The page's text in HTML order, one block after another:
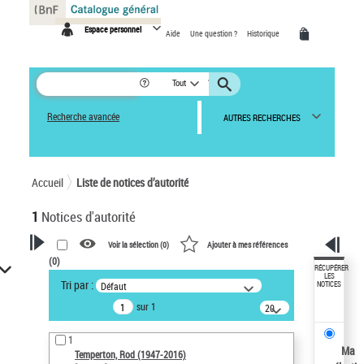
Espace personnel Aide Une question ? Historique
Tout
Recherche avancée AUTRES RECHERCHES
Accueil Liste de notices d’autorité
1 Notices d'autorité
VOTRE RECHERCHE
Recherche avancée dans les
notices d’autorité
Œuvres liées à l'auteur :
Temperton, Rod (1947-2016)
Voir la sélection (0) Ajouter à mes références
(0)
Tri par : Défaut
sur 1
20
résultats/page
1
Temperton, Rod (1947-2016)
RÉCUPÉRER
LES
NOTICES
Ma
Panneau de gestion des cookies